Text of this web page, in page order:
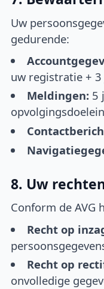
Uw
gedurende:
uw registratie +
Meldingen:5
8. Uw
Conform de AVG
Recht op
Recht op
onvolledige